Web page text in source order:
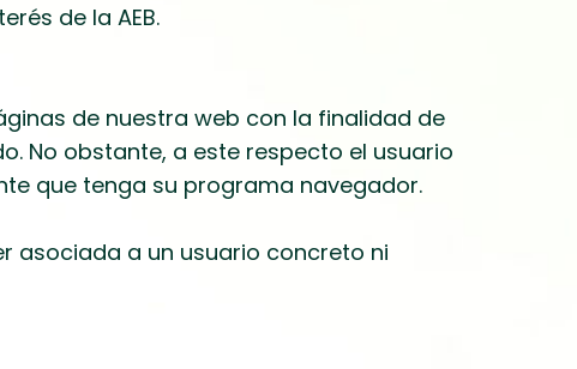
de la AEB.
de nuestra web con la finalidad de
No obstante, a este respecto el usuario
que tenga su programa navegador.
asociada a un usuario concreto ni